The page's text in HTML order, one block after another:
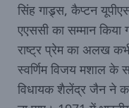
सिंह गाड्र्स, कैप्टन
एएससी का सम्मान किया
राष्ट्र प्रेम का अलख
स्वर्णिम विजय मशाल के
विधायक शैलेंद्र जैन ने